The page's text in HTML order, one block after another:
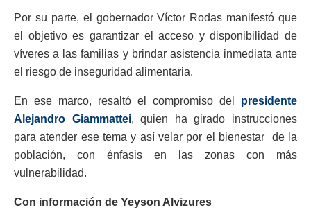
Por su parte, el gobernador Víctor Rodas manifestó que
el objetivo es garantizar el acceso y disponibilidad de
víveres a las familias y brindar asistencia inmediata ante
el riesgo de inseguridad alimentaria.
En ese marco, resaltó el compromiso del presidente
Alejandro Giammattei, quien ha girado instrucciones
para atender ese tema y así velar por el bienestar de la
población, con énfasis en las zonas con más
vulnerabilidad.
Con información de Yeyson Alvizures